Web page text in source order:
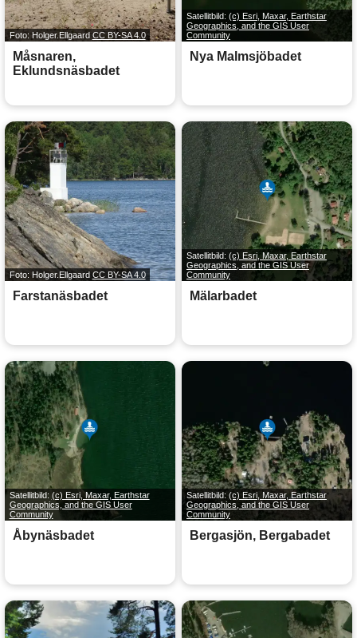
Foto: Holger.Ellgaard CC BY-SA 4.0
Måsnaren,
Eklundsnäsbadet
Satellitbild: (c) Esri, Maxar, Earthstar
Geographics, and the GIS User
Community
Nya Malmsjöbadet
Foto: Holger.EllgaardCC BY-SA 4.0
Farstanäsbadet
Satellitbild: (c) Esri, Maxar, Earthstar
Geographics, and the GIS User
Community
Mälarbadet
Satellitbild: (c) Esri, Maxar, Earthstar
Geographics, and the GIS User
Community
Åbynäsbadet
Satellitbild: (c) Esri, Maxar, Earthstar
Geographics, and the GIS User
Community
Bergasjön, Bergabadet